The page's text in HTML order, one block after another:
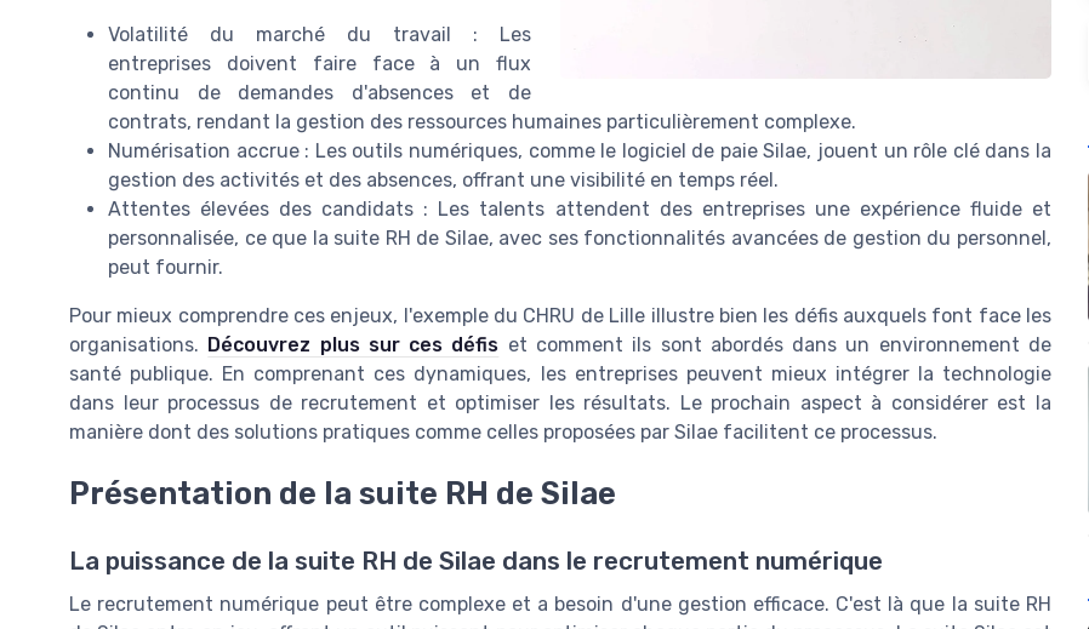
Volatilité du marché du travail : Les
entreprises doivent faire face à un flux
continu de demandes d'absences et de
contrats, rendant la gestion des ressources humaines particulièrement complexe.
Numérisation accrue : Les outils numériques, comme le logiciel de paie Silae, jouent un rôle clé dans la
gestion des activités et des absences, offrant une visibilité en temps réel.
Attentes élevées des candidats : Les talents attendent des entreprises une expérience fluide et
personnalisée, ce que la suite RH de Silae, avec ses fonctionnalités avancées de gestion du personnel,
peut fournir.
Pour mieux comprendre ces enjeux, l'exemple du CHRU de Lille illustre bien les défis auxquels font face les
organisations. Découvrez plus sur ces défis et comment ils sont abordés dans un environnement de
santé publique. En comprenant ces dynamiques, les entreprises peuvent mieux intégrer la technologie
dans leur processus de recrutement et optimiser les résultats. Le prochain aspect à considérer est la
manière dont des solutions pratiques comme celles proposées par Silae facilitent ce processus.
Présentation de la suite RH de Silae
La puissance de la suite RH de Silae dans le recrutement numérique
Le recrutement numérique peut être complexe et a besoin d'une gestion efficace. C'est là que la suite RH